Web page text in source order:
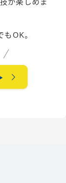
が楽しめま
OK。